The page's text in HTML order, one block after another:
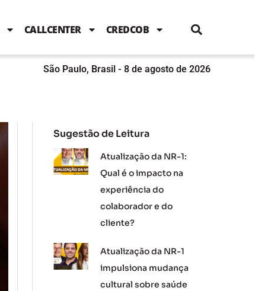
b
o
k
t
e
b
n
g
a
m
CALLCENTER CREDCOB
São Paulo, Brasil - 8 de agosto de 2026
Sugestão de Leitura
Atualização da NR-1:
Qual é o impacto na
experiência do
colaborador e do
cliente?
Atualização da NR-1
impulsiona mudança
cultural sobre saúde